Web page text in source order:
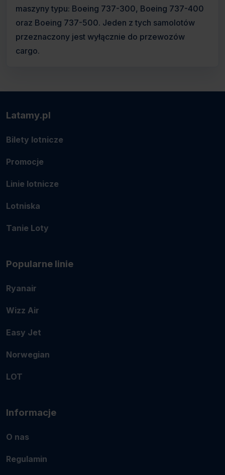
maszyny typu: Boeing 737-300, Boeing 737-400
oraz Boeing 737-500. Jeden z tych samolotów
przeznaczony jest wyłącznie do przewozów
cargo.
Latamy.pl
Bilety lotnicze
Promocje
Linie lotnicze
Lotniska
Tanie Loty
Popularne linie
Ryanair
Wizz Air
Easy Jet
Norwegian
LOT
Informacje
O nas
Regulamin